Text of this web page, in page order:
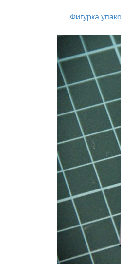
Фигурка